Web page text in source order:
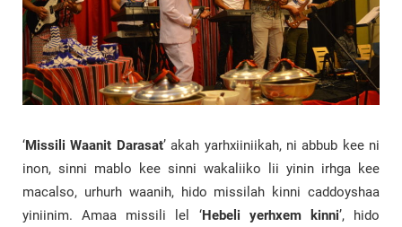
‘Missili Waanit Darasat’ akah yarhxiiniikah, ni abbub kee ni
inon, sinni mablo kee sinni wakaliiko lii yinin irhga kee
macalso, urhurh waanih, hido missilah kinni caddoyshaa
yiniinim. Amaa missili lel ‘Hebeli yerhxem kinni’, hido